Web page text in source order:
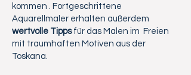
kommen . Fortgeschrittene
Aquarellmaler erhalten außerdem
wertvolle Tippsfür das Malen im Freien
mit traumhaften Motiven aus der
Toskana.